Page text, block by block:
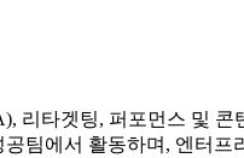
리타겟팅, 퍼포먼스 및 콘
팀에서 활동하며, 엔터프